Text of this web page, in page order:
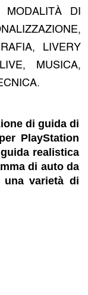
DI
LIVERY
MUSICA,
di guida di
PlayStation
realistica
di auto da
una varietà di